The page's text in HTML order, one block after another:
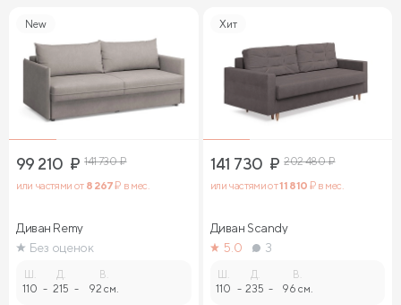
New
99 210 ₽ 141 730₽
или частями от 8 267₽ в мес.
Диван Remy
Без оценок
110 -
Д.
215 -
В.
92 см.
Хит
141 730 ₽ 202 480₽
или частями от11 810 ₽ в мес.
Диван Sсandy
5.0
3
110 -
Д.
235 -
В.
96 см.